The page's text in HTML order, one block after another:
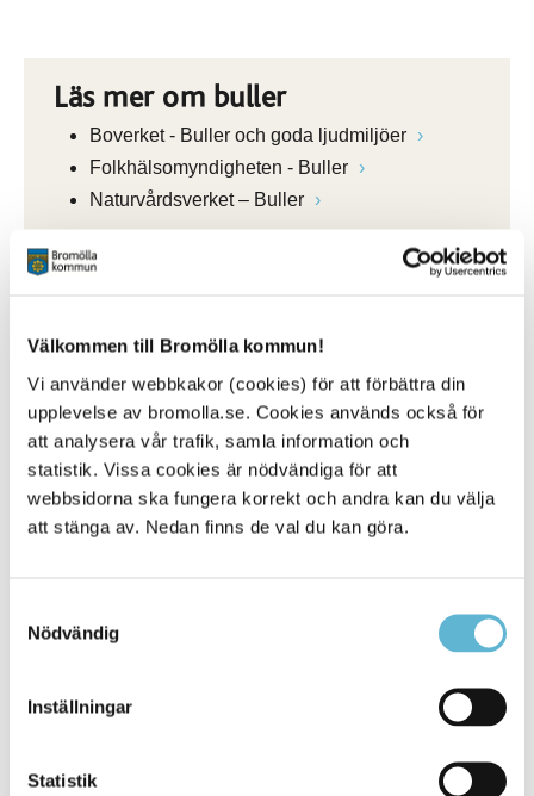
Välkommen till Bromölla kommun!
Vi använder webbkakor (cookies) för att förbättra din
upplevelse av bromolla.se. Cookies används också för
att analysera vår trafik, samla information och
statistik. Vissa cookies är nödvändiga för att
webbsidorna ska fungera korrekt och andra kan du välja
att stänga av. Nedan finns de val du kan göra.
Nödvändig
Inställningar
Statistik
Läs mer om buller
Boverket - Buller och goda ljudmiljöer
Folkhälsomyndigheten - Buller
Naturvårdsverket – Buller
Kontakt
Annica Nilsson
Miljöinspektör
0456-82 23 55
myndighetskontoret@bromolla.se